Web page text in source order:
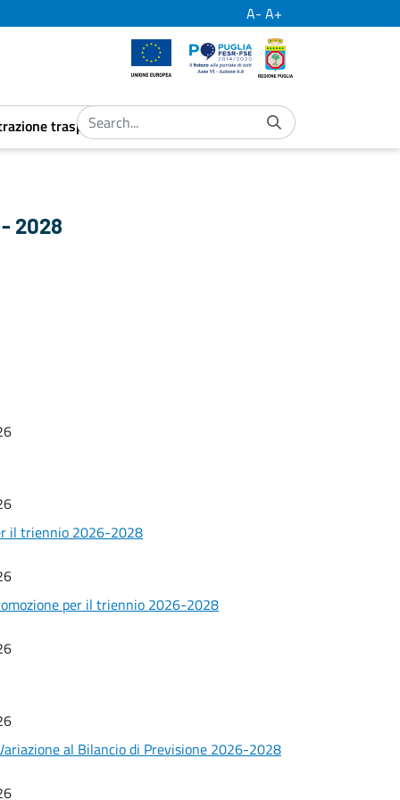
A- A+
European UnionPor Puglia
trasparente
aret.open.submenu
2028
il triennio 2026-2028
per il triennio 2026-2028
al Bilancio di Previsione 2026-2028